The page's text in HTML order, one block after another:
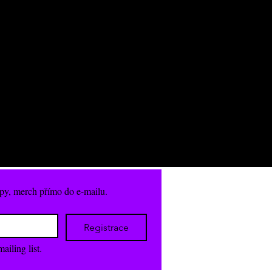
merch přímo do e-mailu.
Registrace
list.